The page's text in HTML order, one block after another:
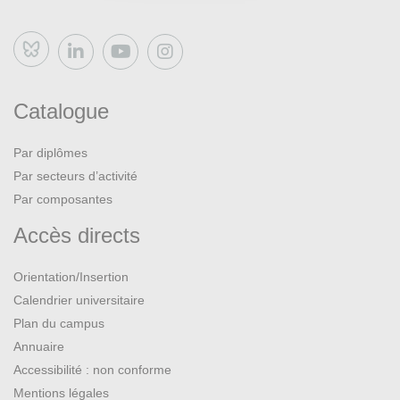
Bluesky
Catalogue
Par diplômes
Par secteurs d’activité
Par composantes
Accès directs
Orientation/Insertion
Calendrier universitaire
Plan du campus
Annuaire
Accessibilité : non conforme
Mentions légales